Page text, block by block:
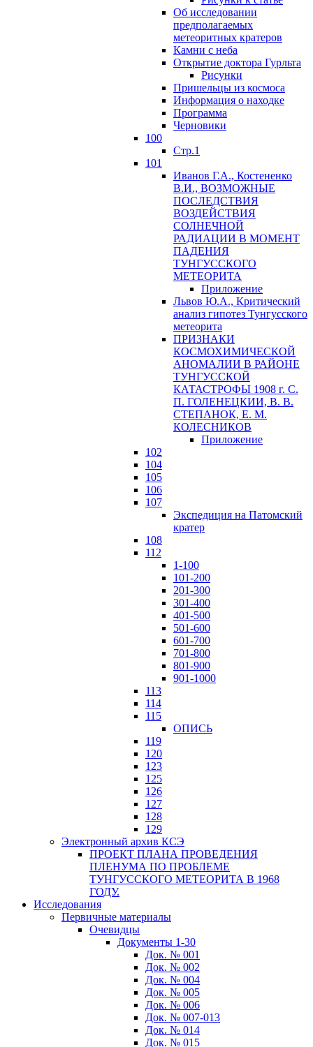
Об исследовании
предполагаемых
метеоритных кратеров
Камни с неба
Открытие доктора Гурльта
Рисунки
Пришельцы из космоса
Информация о находке
Программа
Черновики
100
Стр.1
101
Иванов Г.А., Костененко
В.И., ВОЗМОЖНЫЕ
ПОСЛЕДСТВИЯ
ВОЗДЕЙСТВИЯ
СОЛНЕЧНОЙ
РАДИАЦИИ В МОМЕНТ
ПАДЕНИЯ
ТУНГУССКОГО
MЕТЕОРИТА
Приложение
Львов Ю.A., Критический
анализ гипотез Тунгусского
метеорита
ПРИЗНАКИ
КОСМОХИМИЧЕСКОЙ
АНОМАЛИИ В РАЙОНЕ
ТУНГУССКОЙ
КАТАСТРОФЫ 1908 г. С.
П. ГОЛЕНЕЦКИИ, В. В.
СТЕПАНОК, Е. М.
КОЛЕСНИКОВ
Приложение
102
104
105
106
107
Экспедиция на Патомский
кратер
108
112
1-100
101-200
201-300
301-400
401-500
501-600
601-700
701-800
801-900
901-1000
113
114
115
ОПИСЬ
119
120
123
125
126
127
128
129
Электронный архив КСЭ
ПРОЕКТ ПЛАНА ПРОВЕДЕНИЯ
ПЛЕНУМА ПО ПРОБЛЕМЕ
ТУНГУССКОГО МЕТЕОРИТА В 1968
ГОДУ.
Исследования
Первичные материалы
Очевидцы
Документы 1-30
Док. № 001
Док. № 002
Док. № 004
Док. № 005
Док. № 006
Док. № 007-013
Док. № 014
Док. № 015